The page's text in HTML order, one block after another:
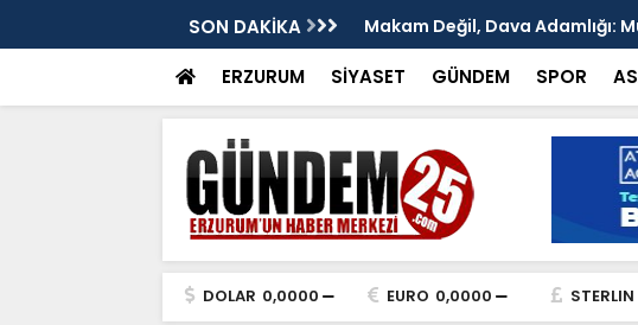
SON DAKİKA
Murat Yakut'un İz Bırakan Başkanlığı
TÜRKAV Erzurum Şubesi'nden
ve Terakki Konferansı
ERZURUM SİYASET GÜNDEM SPOR
DOLAR 0,0000 EURO 0,0000 STERLIN